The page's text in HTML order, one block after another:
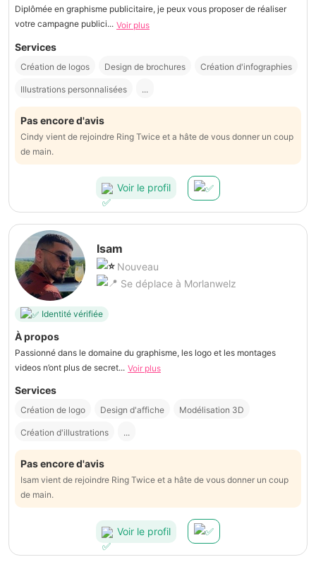
Diplômée en graphisme publicitaire, je peux vous proposer de réaliser
votre campagne publici... Voir plus
Services
Création de logos Design de brochures Création d'infographies
Illustrations personnalisées ...
Pas encore d'avis
Cindy vient de rejoindre Ring Twice et a hâte de vous donner un coup
de main.
Voir le profil
Isam
Nouveau
Se déplace à Morlanwelz
Identité vérifiée
À propos
Passionné dans le domaine du graphisme, les logo et les montages
videos n’ont plus de secret... Voir plus
Services
Création de logo Design d'affiche Modélisation 3D
Création d'illustrations ...
Pas encore d'avis
Isam vient de rejoindre Ring Twice et a hâte de vous donner un coup
de main.
Voir le profil